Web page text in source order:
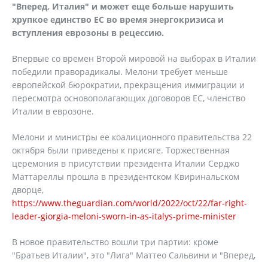
"Вперед, Италия" и может еще больше нарушить
хрупкое единство ЕС во время энергокризиса и
вступления еврозоны в рецессию.
Впервые со времен Второй мировой на выборах в Италии
победили праворадикалы. Мелони требует меньше
европейской бюрократии, прекращения иммиграции и
пересмотра основополагающих договоров ЕС, членство
Италии в еврозоне.
Мелони и министры ее коалиционного правительства 22
октября были приведены к присяге. Торжественная
церемония в присутствии президента Италии Серджо
Маттареллы прошла в президентском Квиринальском
дворце,
https://www.theguardian.com/world/2022/oct/22/far-right-
leader-giorgia-meloni-sworn-in-as-italys-prime-minister
В новое правительство вошли три партии: кроме
"Братьев Италии", это "Лига" Маттео Сальвини и "Вперед,